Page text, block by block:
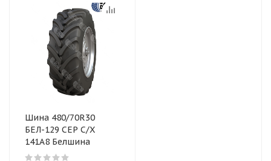
Шина 480/70R30
БЕЛ-129 СЕР С/Х
141A8 Белшина